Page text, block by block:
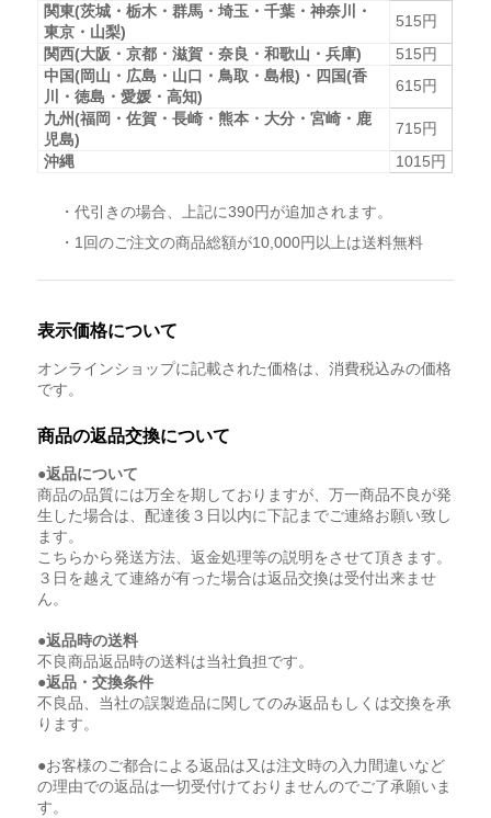
関東(茨城・栃木・群馬・埼玉・千葉・神奈川・
東京・山梨)
515円
関西(大阪・京都・滋賀・奈良・和歌山・兵庫)
515円
中国(岡山・広島・山口・鳥取・島根)・四国(香
川・徳島・愛媛・高知)
615円
九州(福岡・佐賀・長崎・熊本・大分・宮崎・鹿
児島)
715円
沖縄
1015円
・代引きの場合、上記に390円が追加されます。
・1回のご注文の商品総額が10,000円以上は送料無料
表示価格について
オンラインショップに記載された価格は、消費税込みの価格
です。
商品の返品交換について
●返品について
商品の品質には万全を期しておりますが、万一商品不良が発
生した場合は、配達後３日以内に下記までご連絡お願い致し
ます。
こちらから発送方法、返金処理等の説明をさせて頂きます。
３日を越えて連絡が有った場合は返品交換は受付出来ませ
ん。
●返品時の送料
不良商品返品時の送料は当社負担です。
●返品・交換条件
不良品、当社の誤製造品に関してのみ返品もしくは交換を承
ります。
●お客様のご都合による返品は又は注文時の入力間違いなど
の理由での返品は一切受付けておりませんのでご了承願いま
す。